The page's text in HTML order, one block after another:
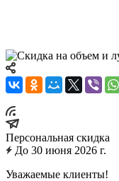
Персональная скидка
До 30 июня 2026 г.
Уважаемые клиенты!